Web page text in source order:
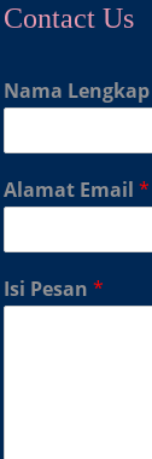
Contact Us
Nama Lengkap
Alamat Email *
Isi Pesan *